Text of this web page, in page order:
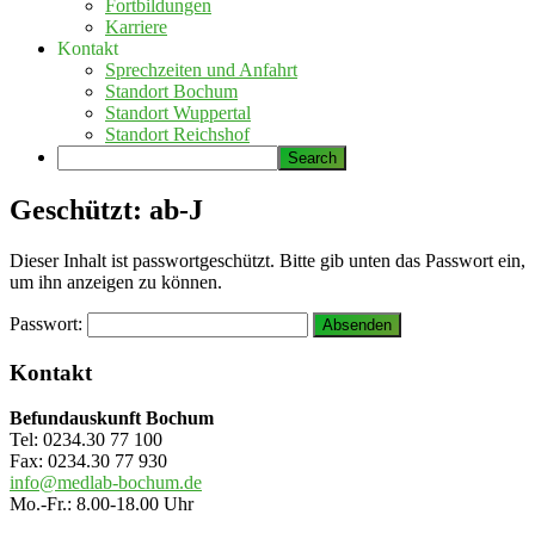
Fortbildungen
Karriere
Kontakt
Sprechzeiten und Anfahrt
Standort Bochum
Standort Wuppertal
Standort Reichshof
Geschützt: ab-J
Dieser Inhalt ist passwortgeschützt. Bitte gib unten das Passwort ein,
um ihn anzeigen zu können.
Passwort:
Seitenspalte
Kontakt
Befundauskunft Bochum
Tel: 0234.30 77 100
Fax: 0234.30 77 930
info@medlab-bochum.de
Mo.-Fr.: 8.00-18.00 Uhr